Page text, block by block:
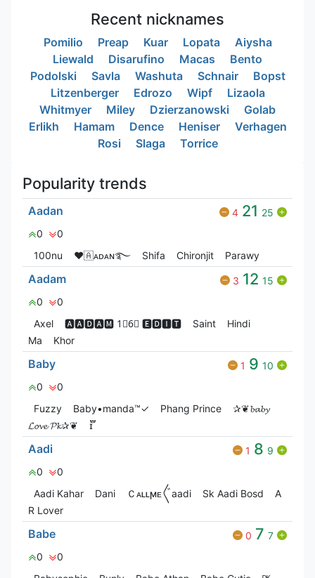
Recent nicknames
Pomilio Preap Kuar Lopata
Aiysha
Liewald
Disarufino Macas
Bento
Podolski
Savla Washuta Schnair
Bopst
Litzenberger
Edrozo Wipf
Lizaola
Whitmyer
Miley Dzierzanowski
Golab
Erlikh
Hamam Dence Heniser
Verhagen
Rosi
Slaga Torrice
Popularity trends
Aadan 4 21 25
0
0
100nu
❤🇦ᴀᴅᴀɴ࿐ Shifa Chironjit Parawy
Aadam 3 12 15
0
0
Axel
🅰🅰🅳🅰🅼 1⃣6⃣ 🅴🅳🅸🆃 Saint
Hindi
Ma
Khor
Baby 1 9 10
0
0
Fuzzy
Baby•manda™✓ Phang Prince
✰❦𝓫𝓪𝓫𝔂
𝓛𝓸𝓿𝓮 𝓟𝓴✰❦
ɪ፝֟
Aadi 1 8 9
0
0
Aadi Kahar
Dani Ｃᴀʟʟㅤϻᴇ〲aadi Sk Aadi Bosd
A
R Lover
Babe 0 7 7
0
0